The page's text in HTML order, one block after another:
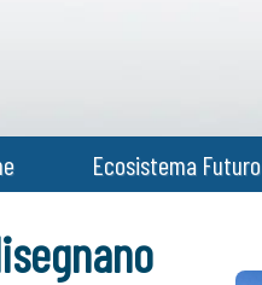
Ecosistema Futuro